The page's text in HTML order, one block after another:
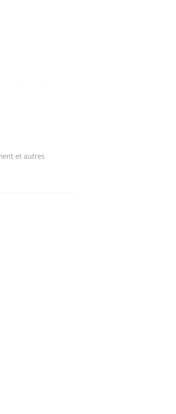
et autres